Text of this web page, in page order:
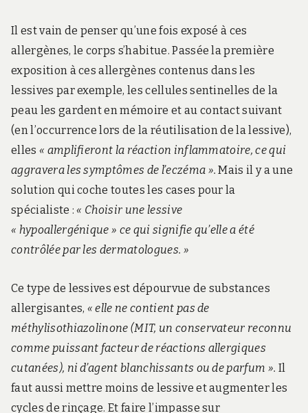
Il est vain de penser qu’une fois exposé à ces
allergènes, le corps s’habitue. Passée la première
exposition à ces allergènes contenus dans les
lessives par exemple, les cellules sentinelles de la
peau les gardent en mémoire et au contact suivant
(en l’occurrence lors de la réutilisation de la lessive),
elles « amplifieront la réaction inflammatoire, ce qui
aggravera les symptômes de l’eczéma ». Mais il y a une
solution qui coche toutes les cases pour la
spécialiste :« Choisir une lessive
« hypoallergénique » ce qui signifie qu’elle a été
contrôlée par les dermatologues. »
Ce type de lessives est dépourvue de substances
allergisantes, « elle ne contient pas de
méthylisothiazolinone (MIT, un conservateur reconnu
comme puissant facteur de réactions allergiques
cutanées), ni d’agent blanchissants ou de parfum ». Il
faut aussi mettre moins de lessive et augmenter les
cycles de rinçage. Et faire l’impasse sur